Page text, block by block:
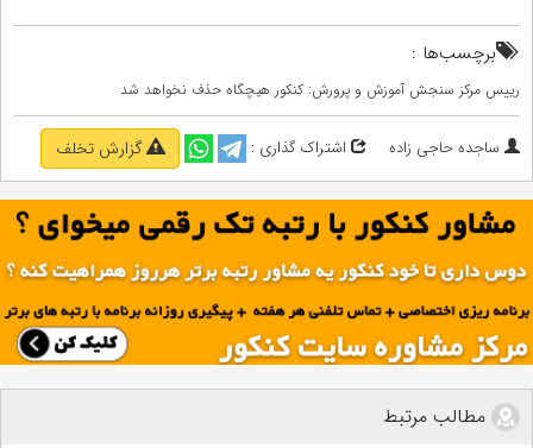
برچسب‌ها :
رییس مرکز سنجش آموزش و پرورش: کنکور هیچگاه حذف نخواهد شد
ساجده حاجی زاده اشتراک گذاری : گزارش تخلف
مطالب مرتبط